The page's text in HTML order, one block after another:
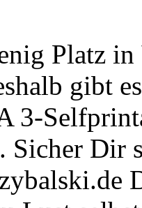
Platz in
gibt
3-
. Sicher Dir